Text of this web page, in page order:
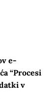
e-
“Procesi
v